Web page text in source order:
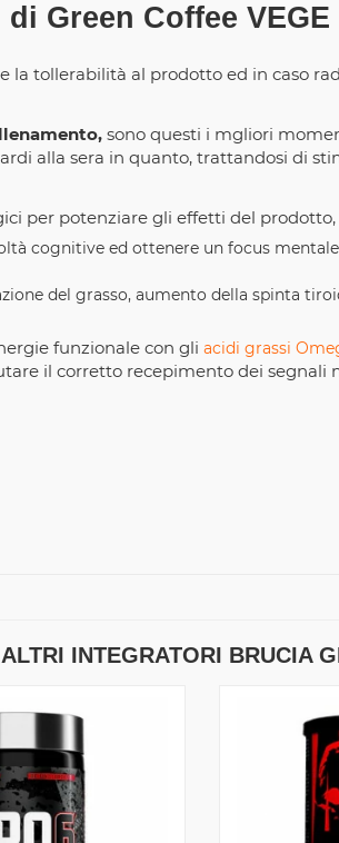
Green Coffee VEGE
la tollerabilità al prodotto ed in caso
sono questi i mgliori
alla sera in quanto, trattandosi di
per potenziare gli effetti del
cognitive ed ottenere un focus mentale
del grasso, aumento della spinta
funzionale con gli acidi grassi
il corretto recepimento dei segnali
ALTRI INTEGRATORI BRUCIA